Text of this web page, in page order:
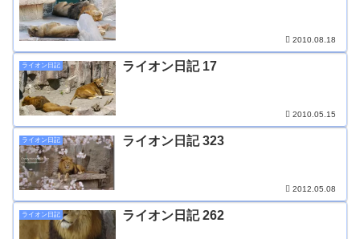
2010.08.18
ライオン日記 ライオン日記 17
2010.05.15
ライオン日記 ライオン日記 323
2012.05.08
ライオン日記 ライオン日記 262